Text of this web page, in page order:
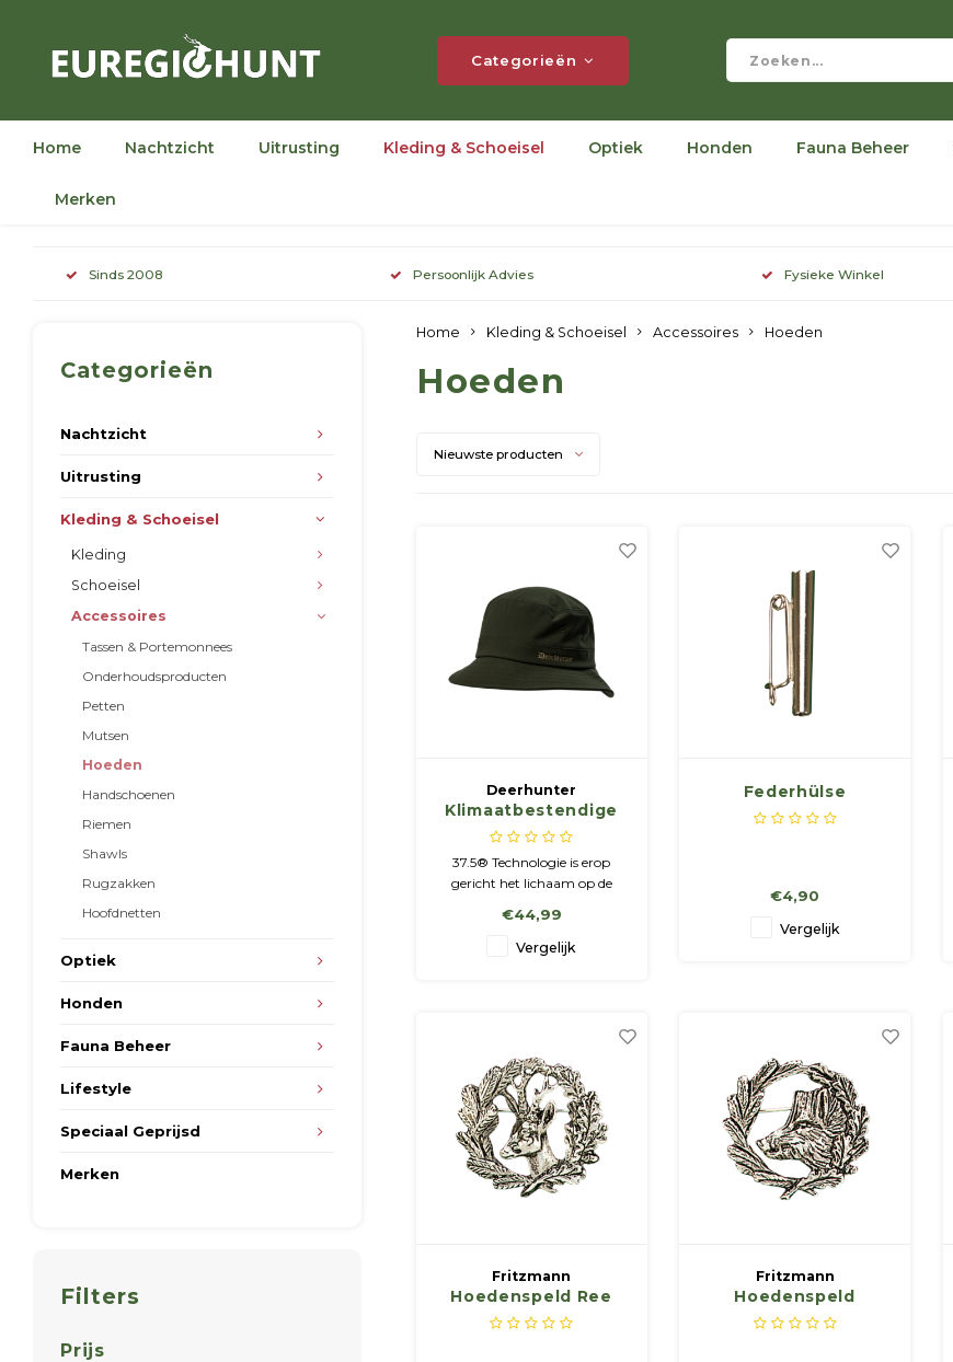
Categorieën
Home Nachtzicht Uitrusting Kleding & Schoeisel Optiek Honden Fauna Beheer
Merken
Sinds 2008 Persoonlijk Advies Fysieke Winkel
Categorieën
Nachtzicht
Uitrusting
Kleding & Schoeisel
Kleding
Schoeisel
Accessoires
Tassen & Portemonnees
Onderhoudsproducten
Petten
Mutsen
Hoeden
Handschoenen
Riemen
Shawls
Rugzakken
Hoofdnetten
Optiek
Honden
Fauna Beheer
Lifestyle
Speciaal Geprijsd
Merken
Filters
Prijs
Home Kleding & Schoeisel Accessoires Hoeden
Hoeden
Nieuwste producten
Deerhunter
Klimaatbestendige
hoed met 37.5®-
technologie
37.5® Technologie is erop
gericht het lichaam op de
37,5 °C te houden. Gestikte
oogjes voor ventilatie. 360°
€44,99
Vergelijk
Federhülse
€4,90
Vergelijk
Fritzmann
Hoedenspeld Ree
Fritzmann
Hoedenspeld
wildzwijn